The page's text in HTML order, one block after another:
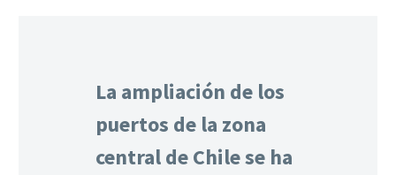
La ampliación de los
puertos de la zona
central de Chile se ha